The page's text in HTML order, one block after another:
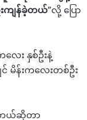
ကျန်ခဲ့တယ်”လို့ ပြော
ေး နှစ်ဦးနဲ့
မိန်းကလေးတစ်ဦး
တယ်ဆိုတာ